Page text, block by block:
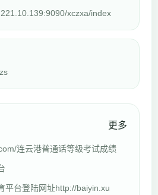
xczxa/index
更多
连云港普通话等级考试成绩
平台登陆网址http://baiyin.xu